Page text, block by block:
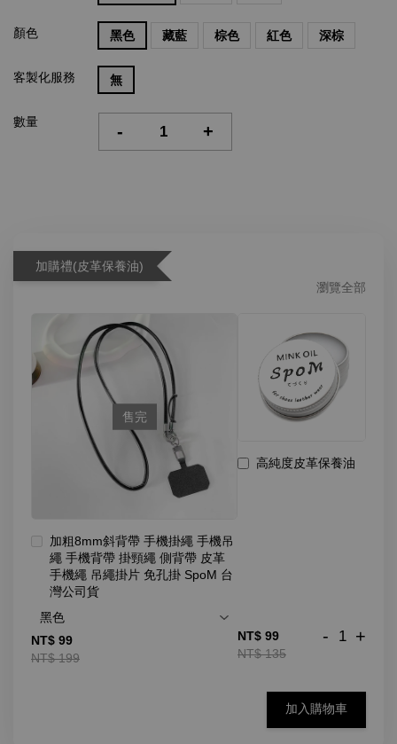
顏色 黑色 藏藍 棕色 紅色 深棕
客製化服務 無
數量 - +
加購禮(皮革保養油)
瀏覽全部
售完
加粗8mm斜背帶 手機掛繩 手機吊
繩 手機背帶 掛頸繩 側背帶 皮革
手機繩 吊繩掛片 免孔掛 SpoM 台
灣公司貨
NT$ 99
NT$ 199
高純度皮革保養油
NT$ 99
NT$ 135
- +
加入購物車